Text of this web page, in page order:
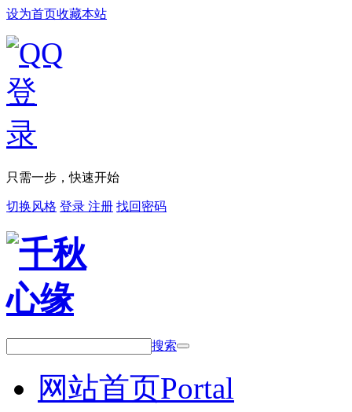
设为首页收藏本站
只需一步，快速开始
切换风格 登录 注册 找回密码
搜索
网站首页Portal